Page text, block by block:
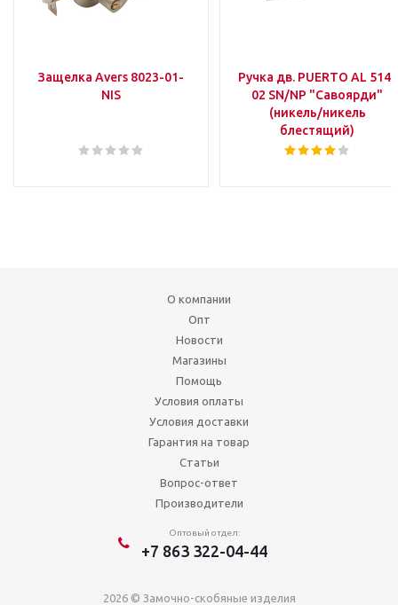
Защелка Avers 8023-01-
NIS
Ручка дв. PUERTO AL 514-
02 SN/NP "Савоярди"
(никель/никель
блестящий)
О компании
Опт
Новости
Магазины
Помощь
Условия оплаты
Условия доставки
Гарантия на товар
Статьи
Вопрос-ответ
Производители
Оптовый отдел:
+7 863 322-04-44
2026 © Замочно-скобяные изделия